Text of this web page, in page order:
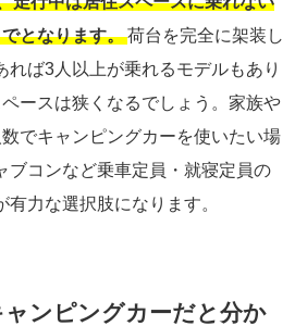
となります。荷台を完全に架装し
れば3人以上が乗れるモデルもあり
ースは狭くなるでしょう。家族や
でキャンピングカーを使いたい場
ブコンなど乗車定員・就寝定員の
力な選択肢になります。
ャンピングカーだと分か